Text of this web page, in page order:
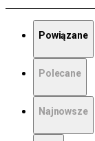
Powiązane
Polecane
Najnowsze